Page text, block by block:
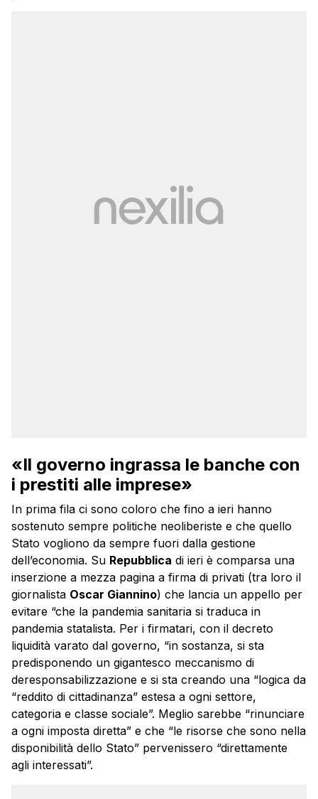
«Il governo ingrassa le banche con
i prestiti alle imprese»
In prima fila ci sono coloro che fino a ieri hanno
sostenuto sempre politiche neoliberiste e che quello
Stato vogliono da sempre fuori dalla gestione
dell’economia. Su Repubblica di ieri è comparsa una
inserzione a mezza pagina a firma di privati (tra loro il
giornalista Oscar Giannino) che lancia un appello per
evitare “che la pandemia sanitaria si traduca in
pandemia statalista. Per i firmatari, con il decreto
liquidità varato dal governo, “in sostanza, si sta
predisponendo un gigantesco meccanismo di
deresponsabilizzazione e si sta creando una “logica da
“reddito di cittadinanza” estesa a ogni settore,
categoria e classe sociale”. Meglio sarebbe “rinunciare
a ogni imposta diretta” e che “le risorse che sono nella
disponibilità dello Stato” pervenissero “direttamente
agli interessati”.